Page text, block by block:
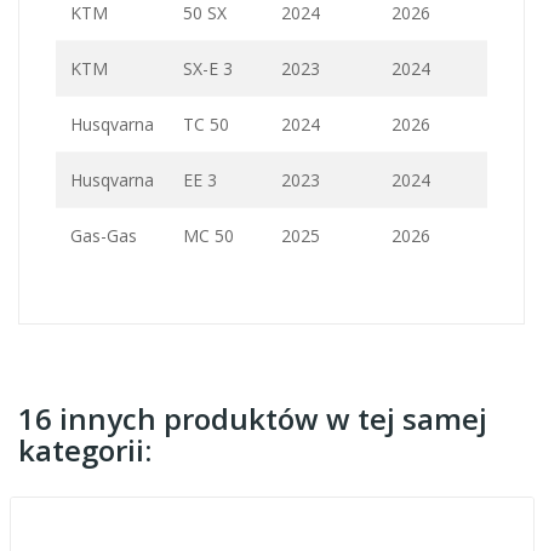
KTM 50 SX 2024 2026
KTM SX-E 3 2023 2024
Husqvarna TC 50 2024 2026
Husqvarna EE 3 2023 2024
Gas-Gas MC 50 2025 2026
16 innych produktów w tej samej
kategorii: